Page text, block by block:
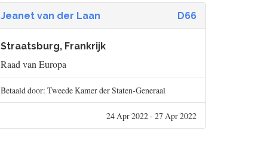
Jeanet van der Laan D66
Straatsburg, Frankrijk
Raad van Europa
Betaald door: Tweede Kamer der Staten-Generaal
24 Apr 2022 - 27 Apr 2022